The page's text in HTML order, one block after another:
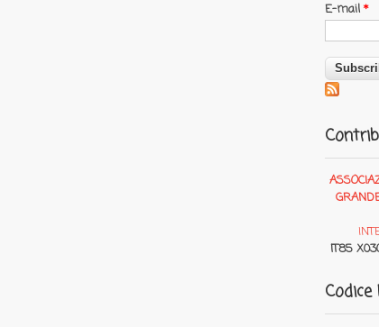
E-mail *
IT85